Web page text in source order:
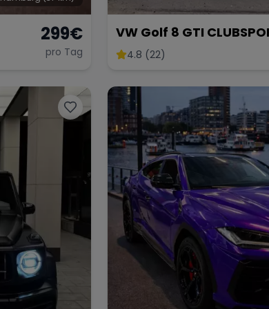
299€
pro Tag
VW Golf 8 GTI
4.8 (22)